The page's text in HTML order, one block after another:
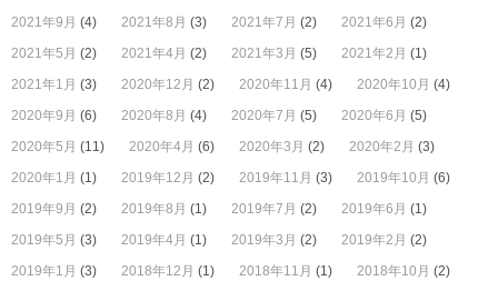
2021年9月 (4) 2021年8月 (3) 2021年7月 (2) 2021年6月 (2)
2021年5月 (2) 2021年4月 (2) 2021年3月 (5) 2021年2月 (1)
2021年1月 (3) 2020年12月 (2) 2020年11月 (4) 2020年10月 (4)
2020年9月 (6) 2020年8月 (4) 2020年7月 (5) 2020年6月 (5)
2020年5月 (11) 2020年4月 (6) 2020年3月 (2) 2020年2月 (3)
2020年1月 (1) 2019年12月 (2) 2019年11月 (3) 2019年10月 (6)
2019年9月 (2) 2019年8月 (1) 2019年7月 (2) 2019年6月 (1)
2019年5月 (3) 2019年4月 (1) 2019年3月 (2) 2019年2月 (2)
2019年1月 (3) 2018年12月 (1) 2018年11月 (1) 2018年10月 (2)